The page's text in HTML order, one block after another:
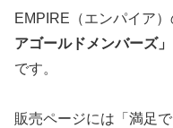
EMPIRE（エンパイア）
アゴールドメンバーズ」
です。
販売ページには「満足